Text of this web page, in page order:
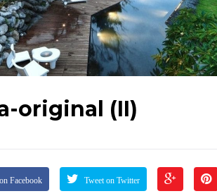
original (II)
Facebook Tweet on Twitter